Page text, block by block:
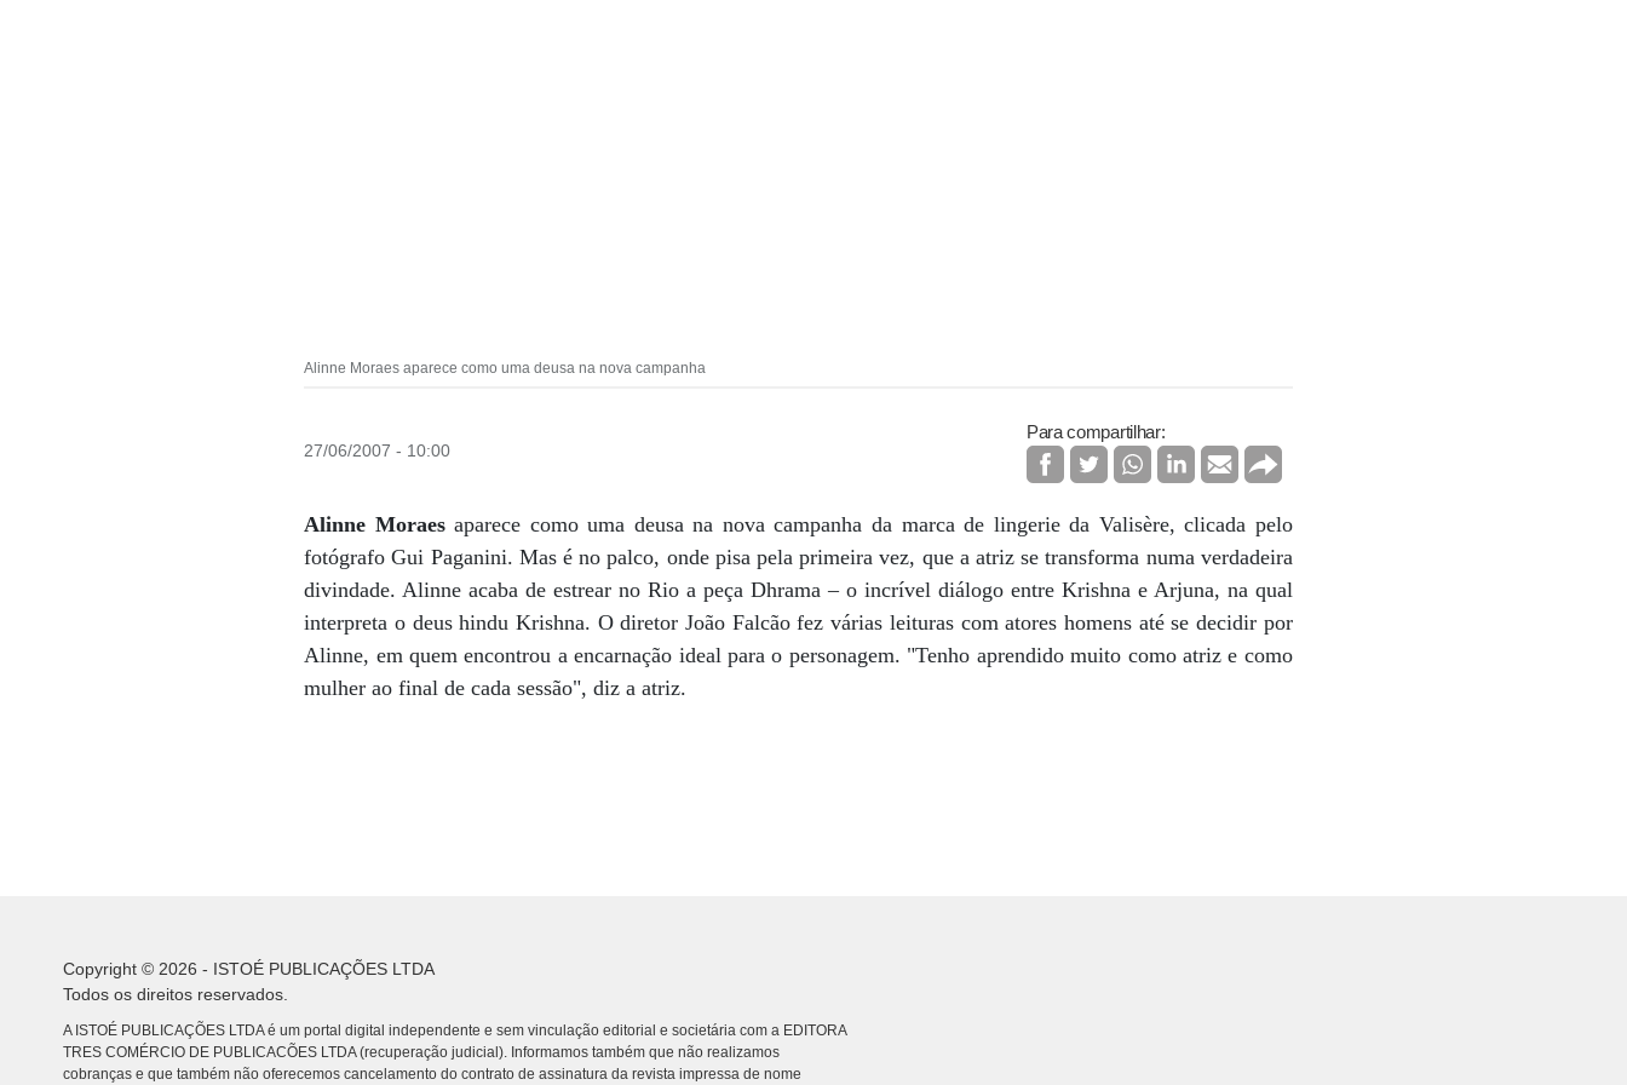
Alinne Moraes aparece como uma deusa na nova campanha
27/06/2007 - 10:00
Para compartilhar:
Alinne Moraesaparece como uma deusa na nova campanha da marca de lingerie da Valisère, clicada pelo
fotógrafo Gui Paganini. Mas é no palco, onde pisa pela primeira vez, que a atriz se transforma numa verdadeira
divindade. Alinne acaba de estrear no Rio a peça Dhrama – o incrível diálogo entre Krishna e Arjuna, na qual
interpreta o deus hindu Krishna. O diretor João Falcão fez várias leituras com atores homens até se decidir por
Alinne, em quem encontrou a encarnação ideal para o personagem. "Tenho aprendido muito como atriz e como
mulher ao final de cada sessão", diz a atriz.
Copyright © 2026 - ISTOÉ PUBLICAÇÕES LTDA
Todos os direitos reservados.
A ISTOÉ PUBLICAÇÕES LTDA é um portal digital independente e sem vinculação editorial e societária com a EDITORA
TRES COMÉRCIO DE PUBLICACÕES LTDA (recuperação judicial). Informamos também que não realizamos
cobranças e que também não oferecemos cancelamento do contrato de assinatura da revista impressa de nome